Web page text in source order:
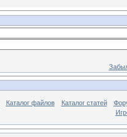
Каталог файлов Каталог статей